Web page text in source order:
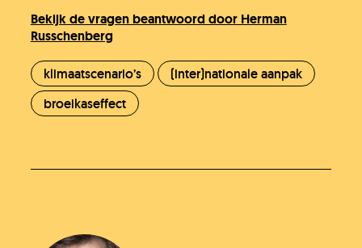
Bekijk de vragen beantwoord door Herman
Russchenberg
klimaatscenario’s
(inter)nationale aanpak
broeikaseffect